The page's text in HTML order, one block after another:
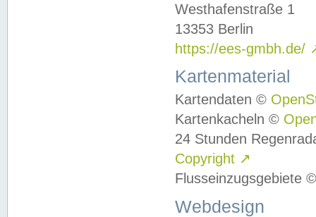
Westhafenstraße 1
13353 Berlin
https://ees-gmbh.de/
Kartenmaterial
Kartendaten ©
Kartenkacheln ©
24 Stunden
Copyright ↗
Flusseinzugsgebiete
Webdesign